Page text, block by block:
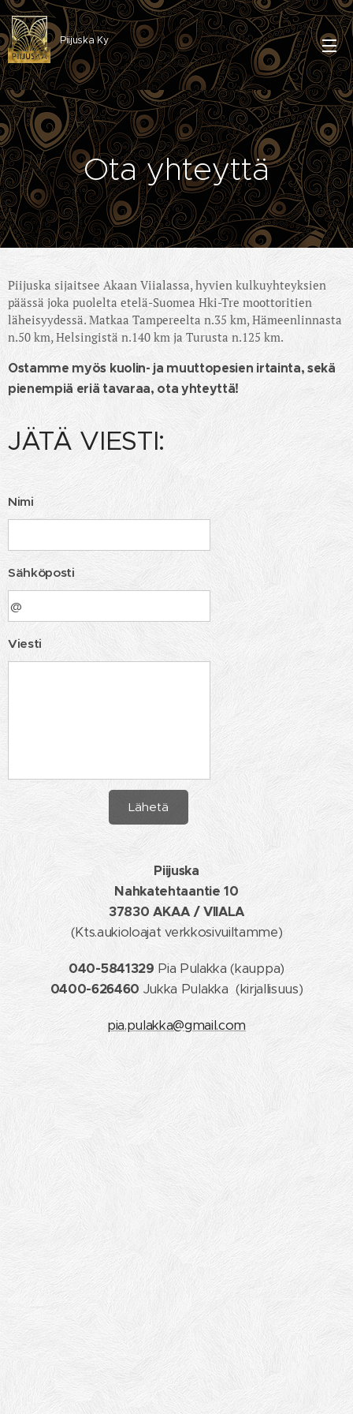
Piijuska Ky
Ota yhteyttä
Piijuska sijaitsee Akaan Viialassa, hyvien kulkuyhteyksien
päässä joka puolelta etelä-Suomea Hki-Tre moottoritien
läheisyydessä. Matkaa Tampereelta n.35 km, Hämeenlinnasta
n.50 km, Helsingistä n.140 km ja Turusta n.125 km.
Ostamme myös kuolin- ja muuttopesien irtainta, sekä
pienempiä eriä tavaraa, ota yhteyttä!
JÄTÄ VIESTI:
Nimi
Sähköposti
Viesti
Lähetä
Piijuska
Nahkatehtaantie 10
37830 AKAA / VIIALA
(Kts.aukioloajat verkkosivuiltamme)
040-5841329 Pia Pulakka (kauppa)
0400-626460 Jukka Pulakka (kirjallisuus)
pia.pulakka@gmail.com